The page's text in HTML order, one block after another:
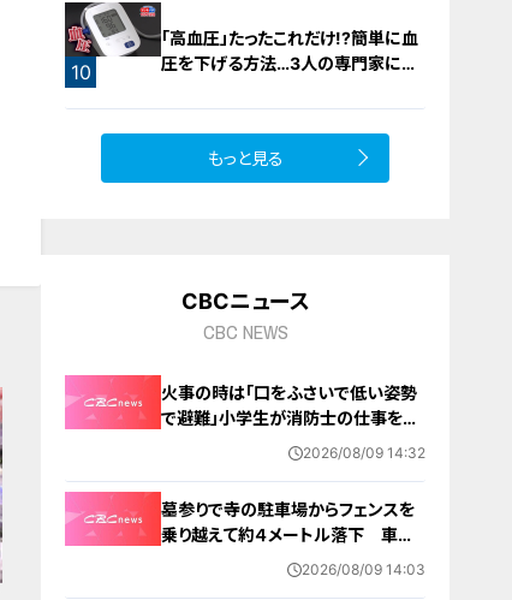
10
「高血圧」たったこれだけ!?簡単に血
圧を下げる方法…3人の専門家に学
もっと見る
CBCニュース
CBC NEWS
火事の時は「口をふさいで低い姿勢
で避難」小学生が消防士の仕事を体
2026/08/09 14:32
墓参りで寺の駐車場からフェンスを
乗り越えて約４メートル落下 車に
乗っていた家族３人けが 岐阜・山
2026/08/09 14:03